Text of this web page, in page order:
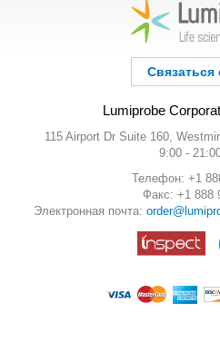
Связаться
Lumiprobe
115 Airport Dr Suite 160,
9:00 -
Телефон: +1
Факс: +1 888
Электронная почта: